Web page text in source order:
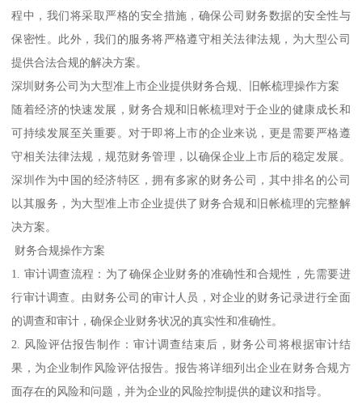
程中，我们将采取严格的安全措施，确保公司财务数据的安全性与
保密性。此外，我们的服务将严格遵守相关法律法规，为大型公司
提供合法合规的解决方案。
深圳财务公司为大型准上市企业提供财务合规、旧帐梳理操作方案
随着经济的快速发展，财务合规和旧帐梳理对于企业的健康成长和
可持续发展至关重要。对于即将上市的企业来说，更是需要严格遵
守相关法律法规，规范财务管理，以确保企业上市后的稳定发展。
深圳作为中国的经济特区，拥有多家的财务公司，其中排名的公司
以其服务，为大型准上市企业提供了财务合规和旧帐梳理的完整解
决方案。
财务合规操作方案
1. 审计调查流程：为了确保企业财务的准确性和合规性，先需要进
行审计调查。由财务公司的审计人员，对企业的财务记录进行全面
的调查和审计，确保企业财务状况的真实性和准确性。
2. 风险评估报告制作：审计调查结束后，财务公司将根据审计结
果，为企业制作风险评估报告。报告将详细列出企业在财务合规方
面存在的风险和问题，并为企业的风险控制提供的建议和指导。